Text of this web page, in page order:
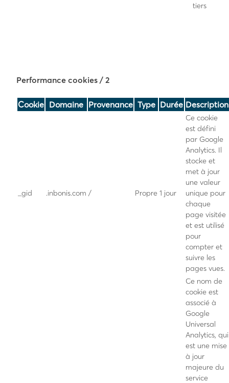
tiers
Performance cookies / 2
Cookie Domaine Provenance Type Durée Description
_gid .inbonis.com / Propre 1 jour
Ce cookie
est défini
par Google
Analytics. Il
stocke et
met à jour
une valeur
unique pour
chaque
page visitée
et est utilisé
pour
compter et
suivre les
pages vues.
Ce nom de
cookie est
associé à
Google
Universal
Analytics, qui
est une mise
à jour
majeure du
service